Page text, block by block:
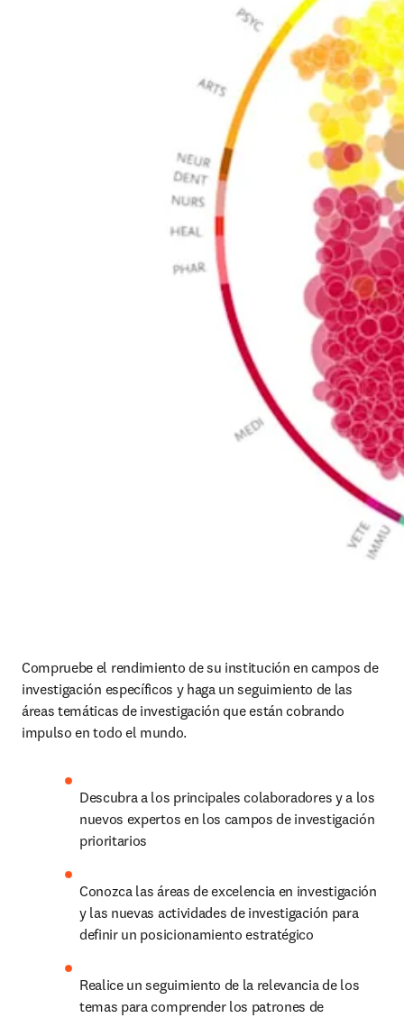
Compruebe el rendimiento de su institución en campos de
investigación específicos y haga un seguimiento de las
áreas temáticas de investigación que están cobrando
impulso en todo el mundo.
Descubra a los principales colaboradores y a los
nuevos expertos en los campos de investigación
prioritarios
Conozca las áreas de excelencia en investigación
y las nuevas actividades de investigación para
definir un posicionamiento estratégico
Realice un seguimiento de la relevancia de los
temas para comprender los patrones de